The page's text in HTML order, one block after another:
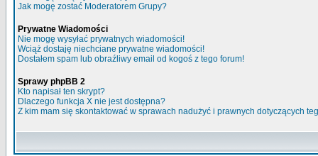
Jak mogę zostać Moderatorem Grupy?
Prywatne Wiadomości
Nie mogę wysyłać prywatnych wiadomości!
Wciąż dostaję niechciane prywatne wiadomości!
Dostałem spam lub obraźliwy email od kogoś z tego forum!
Sprawy phpBB 2
Kto napisał ten skrypt?
Dlaczego funkcja X nie jest dostępna?
Z kim mam się skontaktować w sprawach nadużyć i prawnych dotyczących